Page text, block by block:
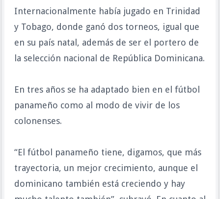
Internacionalmente había jugado en Trinidad
y Tobago, donde ganó dos torneos, igual que
en su país natal, además de ser el portero de
la selección nacional de República Dominicana.
En tres años se ha adaptado bien en el fútbol
panameño como al modo de vivir de los
colonenses.
“El fútbol panameño tiene, digamos, que más
trayectoria, un mejor crecimiento, aunque el
dominicano también está creciendo y hay